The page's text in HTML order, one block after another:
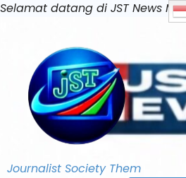
Selamat datang di JST News
Journalist Society Them